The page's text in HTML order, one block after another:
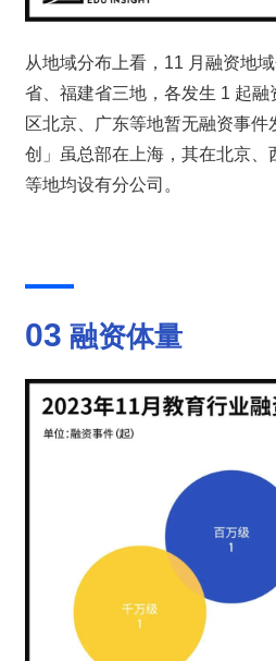
从地域分布上看，11 月融资地
省、福建省三地，各发生 1 起
区北京、广东等地暂无融资事
创」虽总部在上海，其在北京、
等地均设有分公司。
03 融资体量